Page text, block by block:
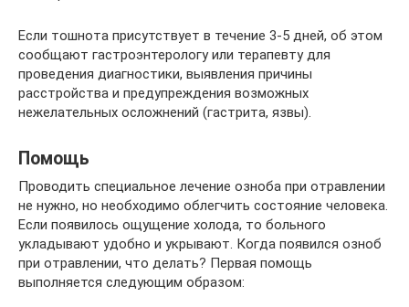
Если тошнота присутствует в течение 3-5 дней, об этом
сообщают гастроэнтерологу или терапевту для
проведения диагностики, выявления причины
расстройства и предупреждения возможных
нежелательных осложнений (гастрита, язвы).
Помощь
Проводить специальное лечение озноба при отравлении
не нужно, но необходимо облегчить состояние человека.
Если появилось ощущение холода, то больного
укладывают удобно и укрывают. Когда появился озноб
при отравлении, что делать? Первая помощь
выполняется следующим образом: